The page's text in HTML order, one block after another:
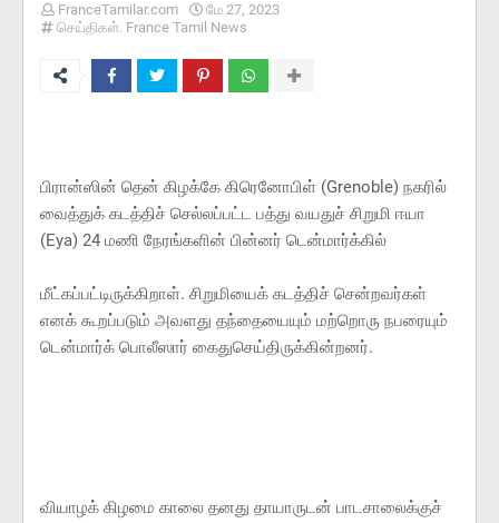
FranceTamilar.com
மே 27, 2023
செய்திகள். France Tamil News
பிரான்ஸின் தென் கிழக்கே கிரெனோபிள் (Grenoble) நகரில்
வைத்துக் கடத்திச் செல்லப்பட்ட பத்து வயதுச் சிறுமி ஈயா
(Eya) 24 மணி நேரங்களின் பின்னர் டென்மார்க்கில்
மீட்கப்பட்டிருக்கிறாள். சிறுமியைக் கடத்திச் சென்றவர்கள்
எனக் கூறப்படும் அவளது தந்தையையும் மற்றொரு நபரையும்
டென்மார்க் பொலீஸார் கைதுசெய்திருக்கின்றனர்.
வியாழக் கிழமை காலை தனது தாயாருடன் பாடசாலைக்குச்